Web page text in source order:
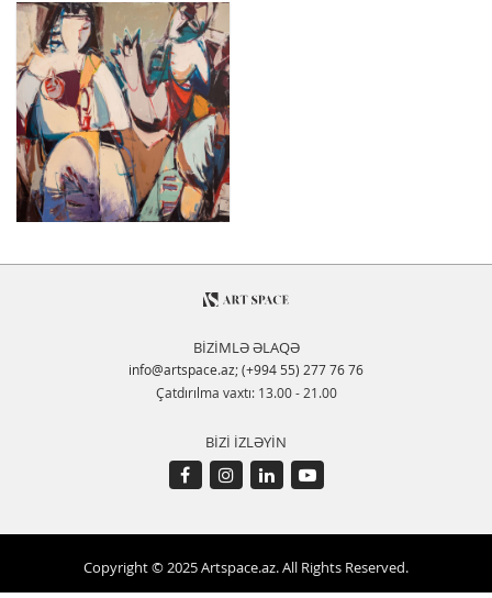
BİZİMLƏ ƏLAQƏ
info@artspace.az; (+994 55) 277 76 76
Çatdırılma vaxtı: 13.00 - 21.00
BİZİ İZLƏYİN
Copyright © 2025 Artspace.az. All Rights Reserved.